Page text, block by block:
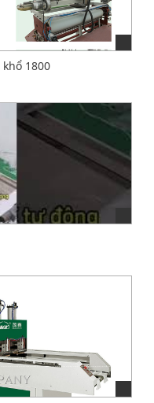
1800